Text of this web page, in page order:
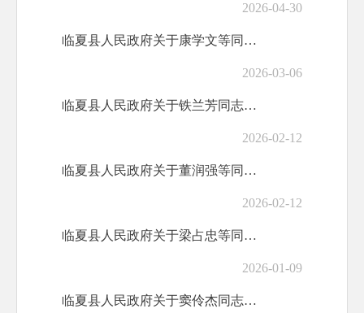
2026-04-30
临夏县人民政府关于康学文等同志职务任免的通知
2026-03-06
临夏县人民政府关于铁兰芳同志挂职的通知
2026-02-12
临夏县人民政府关于董润强等同志职务任免的通知
2026-02-12
临夏县人民政府关于梁占忠等同志免职的通知
2026-01-09
临夏县人民政府关于窦伶杰同志任职的通知